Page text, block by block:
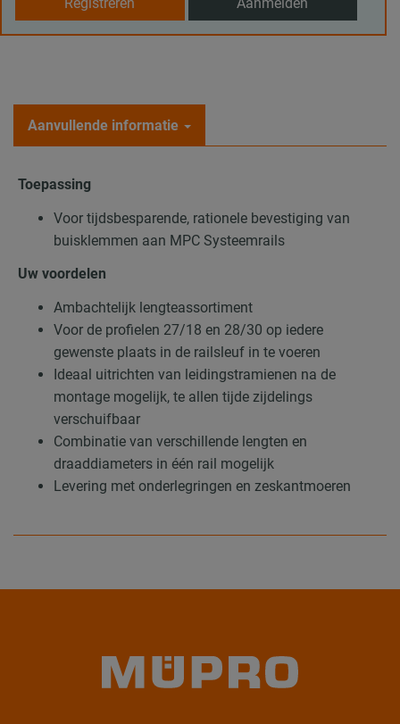
Aanvullende informatie
Toepassing
Voor tijdsbesparende, rationele bevestiging van
buisklemmen aan MPC Systeemrails
Uw voordelen
Ambachtelijk lengteassortiment
Voor de profielen 27/18 en 28/30 op iedere
gewenste plaats in de railsleuf in te voeren
Ideaal uitrichten van leidingstramienen na de
montage mogelijk, te allen tijde zijdelings
verschuifbaar
Combinatie van verschillende lengten en
draaddiameters in één rail mogelijk
Levering met onderlegringen en zeskantmoeren